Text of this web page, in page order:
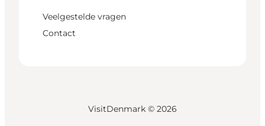
Veelgestelde vragen
Contact
VisitDenmark © 2026